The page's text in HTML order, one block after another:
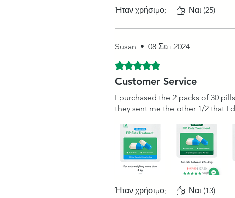
Ήταν χρήσιμο; Ναι (25)
Susan • 08 Σεπ 2024
Βαθμολογήθηκε με 5 από 5
Customer Service
I purchased the 2 packs of 30
they sent me the other 1/2 that I
Ήταν χρήσιμο; Ναι (13)